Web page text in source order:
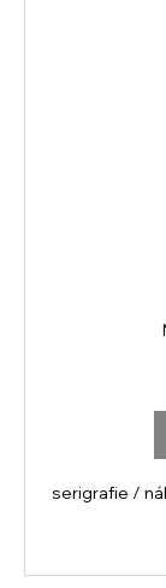
serigrafie /